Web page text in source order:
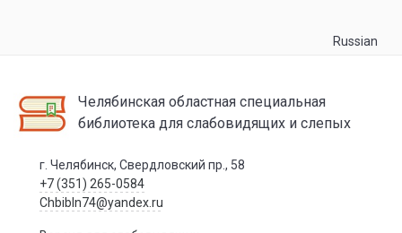
Russian
Челябинская областная специальная
библиотека для слабовидящих и слепых
г. Челябинск, Свердловский пр., 58
+7 (351) 265-0584
Chbibln74@yandex.ru